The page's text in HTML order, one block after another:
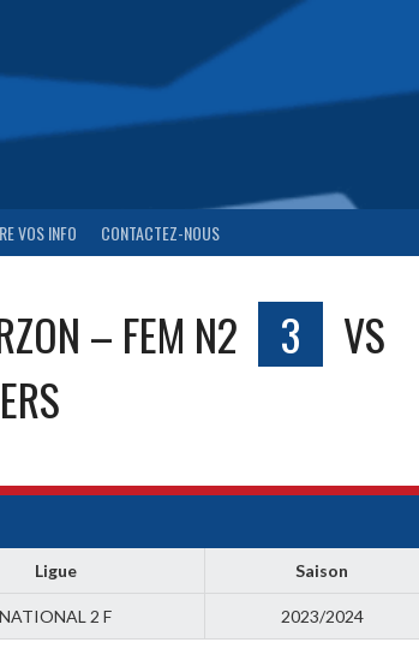
VOS INFO CONTACTEZ-NOUS
– FEM N2 3
VS
Ligue Saison
NATIONAL 2 F 2023/2024